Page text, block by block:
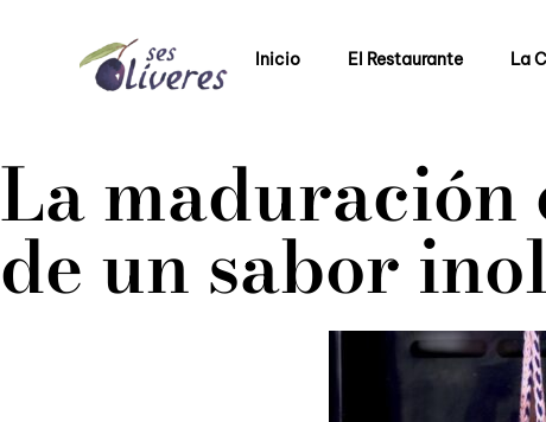
Inicio El Restaurante La
La maduración
de un sabor